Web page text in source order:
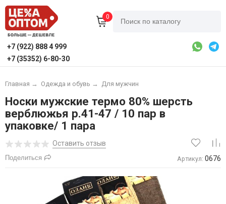
0
+7 (922) 888 4 999
+7 (35352) 6-80-30
Главная → Одежда и обувь → Для мужчин
Носки мужские термо 80% шерсть
верблюжья р.41-47 / 10 пар в
упаковке/ 1 пара
Оставить отзыв
Поделиться Артикул: 0676